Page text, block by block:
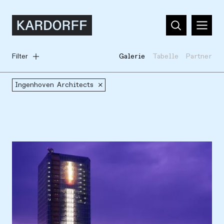
Filter Galerie Tabelle Partner
Ingenhoven Architects